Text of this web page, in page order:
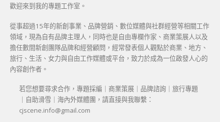
歡迎來到我的專題工作室。
從事超過15年的新創事業、品牌營銷、數位媒體與社群經營等相關工作
領域，現為自有品牌主理人，同時也是自由專欄作家、商業策展人以及
擔任數間新創團隊品牌和經營顧問，經常發表個人觀點於商業、地方、
旅行、生活、女力與自由工作媒體或平台，致力於成為一位啟發人心的
內容創作者。
若您想要尋求合作，專題採編｜商業策展｜品牌諮詢｜旅行專題
｜自助滑雪｜海內外媒體團，請直接與我聯繫：
cjscene.info@gmail.com